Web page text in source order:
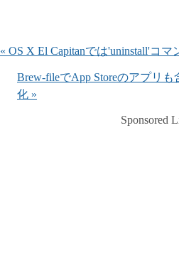
« OS X El Capitanでは'uninstall'コ
Brew-fileでApp Storeのアプリ
化 »
Sponsored